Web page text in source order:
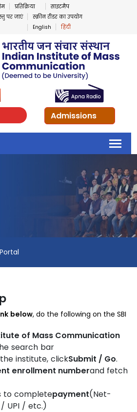
प्रतिक्रिया
साइटमैप
पर जाएं
स्क्रीन रीडर का उपयोग
English
हिंदी
Admissions
below, do the following on the SBI
of Mass Communication
search bar
institute, clickSubmit / Go.
enrollment numberand fetch
to completepayment(Net-
UPI / etc.)